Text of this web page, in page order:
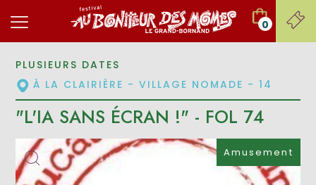
0
Amusement
PLUSIEURS DATES
À LA CLAIRIÈRE - VILLAGE NOMADE - 14
"L'IA SANS ÉCRAN !" - FOL 74